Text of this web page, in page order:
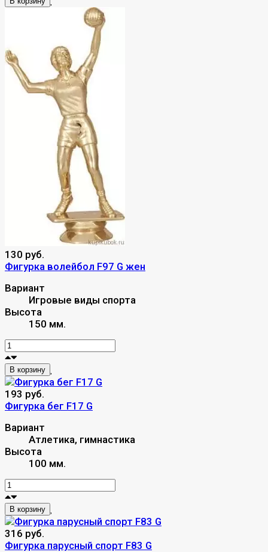
130 руб.
Фигурка волейбол F97 G жен
Вариант
Игровые виды спорта
Высота
150 мм.
В корзину
193 руб.
Фигурка бег F17 G
Вариант
Атлетика, гимнастика
Высота
100 мм.
В корзину
316 руб.
Фигурка парусный спорт F83 G